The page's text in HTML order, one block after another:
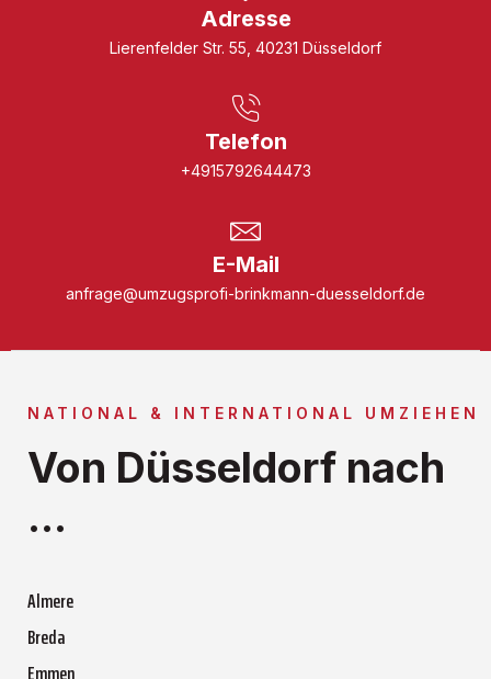
Adresse
Lierenfelder Str. 55, 40231 Düsseldorf
Telefon
+4915792644473
E-Mail
anfrage@umzugsprofi-brinkmann-duesseldorf.de
NATIONAL & INTERNATIONAL UMZIEHEN
Von Düsseldorf nach
...
Almere
Breda